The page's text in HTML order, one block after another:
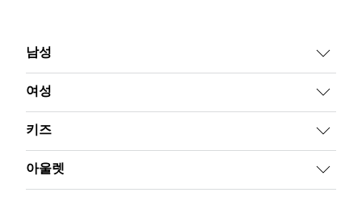
남성
여성
키즈
아울렛